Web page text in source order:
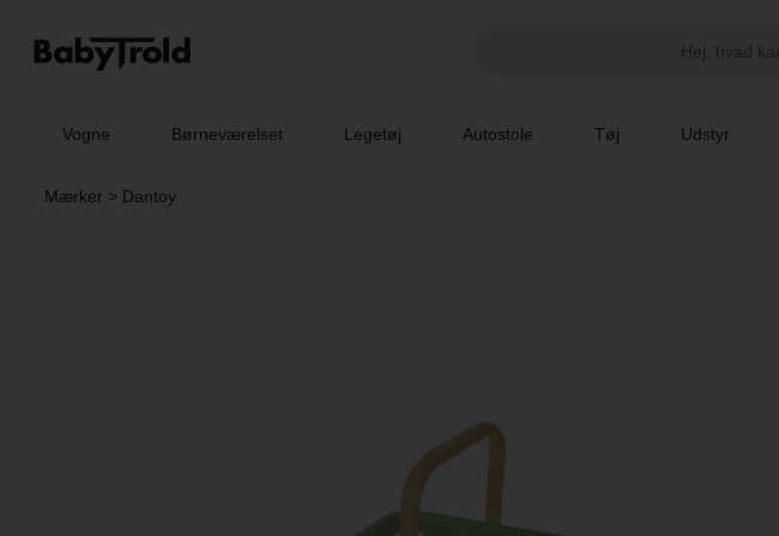
Vogne Børneværelset Legetøj Autostole Tøj Udstyr
Mærker > Dantoy